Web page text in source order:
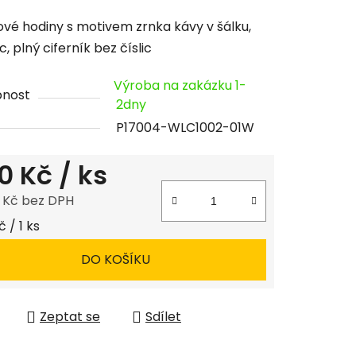
hodiny s motivem zrnka kávy v šálku,
plný ciferník bez číslic
Výroba na zakázku 1-
2dny
P17004-WLC1002-01W
Kč / ks
Kč bez DPH
cena:
/ 1 ks
DO KOŠÍKU
Zeptat se Sdílet